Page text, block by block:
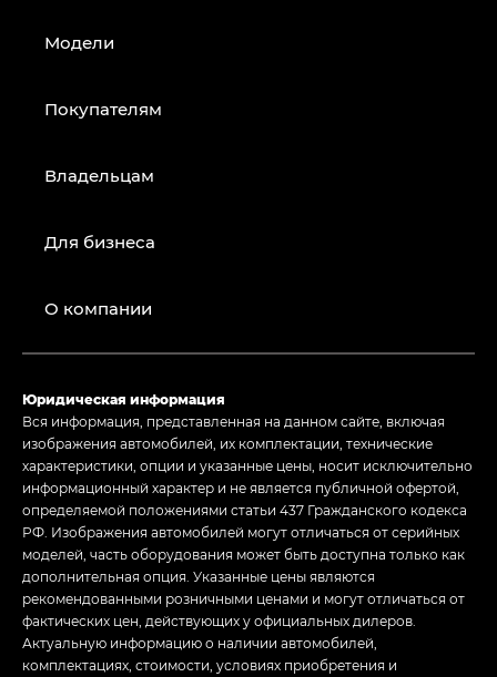
Модели
Покупателям
Владельцам
Для бизнеса
О компании
Юридическая информация
Вся информация, представленная на данном сайте, включая
изображения автомобилей, их комплектации, технические
характеристики, опции и указанные цены, носит исключительно
информационный характер и не является публичной офертой,
определяемой положениями статьи 437 Гражданского кодекса
РФ. Изображения автомобилей могут отличаться от серийных
моделей, часть оборудования может быть доступна только как
дополнительная опция. Указанные цены являются
рекомендованными розничными ценами и могут отличаться от
фактических цен, действующих у официальных дилеров.
Актуальную информацию о наличии автомобилей,
комплектациях, стоимости, условиях приобретения и